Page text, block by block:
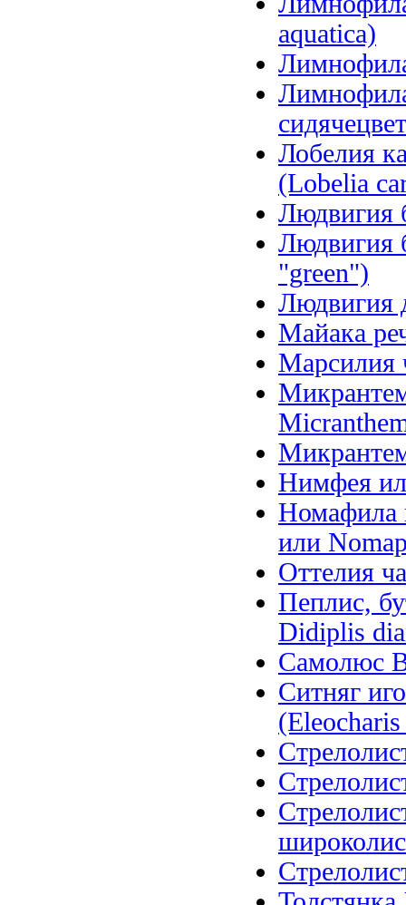
aquatica)
Лобелия
(Lobelia
Людвигия
Людвигия
"green")
Людвигия
Майака
Марсилия
Нимфея
Номафила
или
Оттелия
Пеплис,
Didiplis
Самолюс
Ситняг